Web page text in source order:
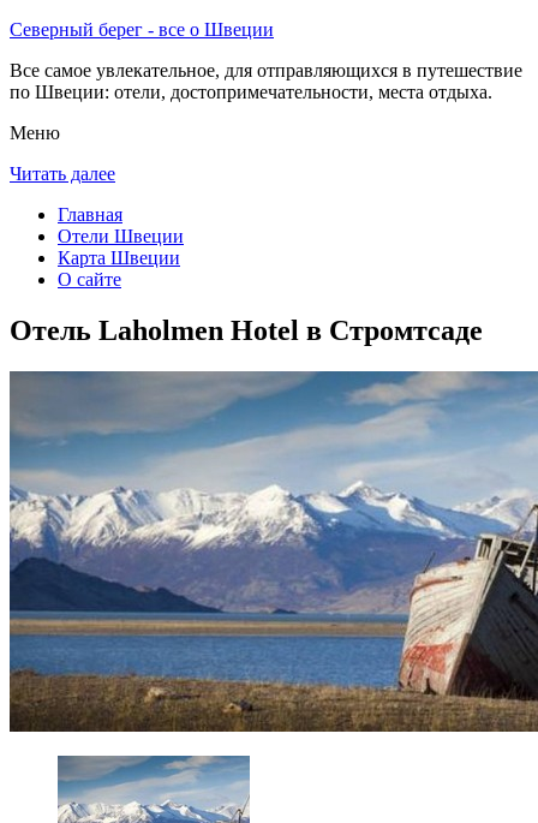
Северный берег - все о Швеции
Все самое увлекательное, для отправляющихся в путешествие
по Швеции: отели, достопримечательности, места отдыха.
Меню
Читать далее
Главная
Отели Швеции
Карта Швеции
О сайте
Отель Laholmen Hotel в Стромтсаде